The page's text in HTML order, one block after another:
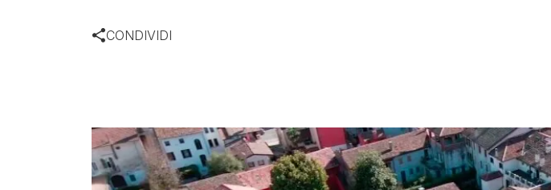
CONDIVIDI